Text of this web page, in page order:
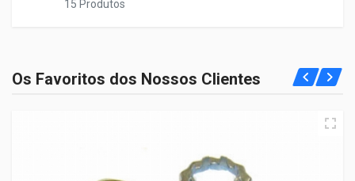
15 Produtos
Os Favoritos dos Nossos Clientes